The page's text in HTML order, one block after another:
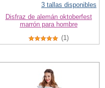
3 tallas disponibles
Disfraz de alemán oktoberfest
marrón para hombre
(1)